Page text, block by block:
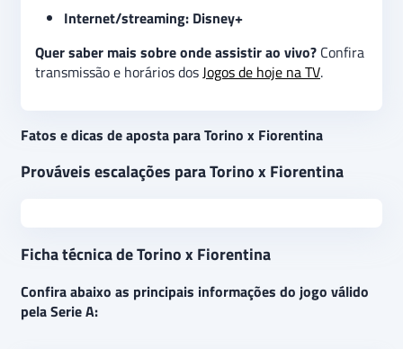
Internet/streaming: Disney+
Quer saber mais sobre onde assistir ao vivo? Confira
transmissão e horários dosJogos de hoje na TV.
Fatos e dicas de aposta para Torino x Fiorentina
Prováveis escalações para Torino x Fiorentina
Ficha técnica de Torino x Fiorentina
Confira abaixo as principais informações do jogo válido
pela Serie A: